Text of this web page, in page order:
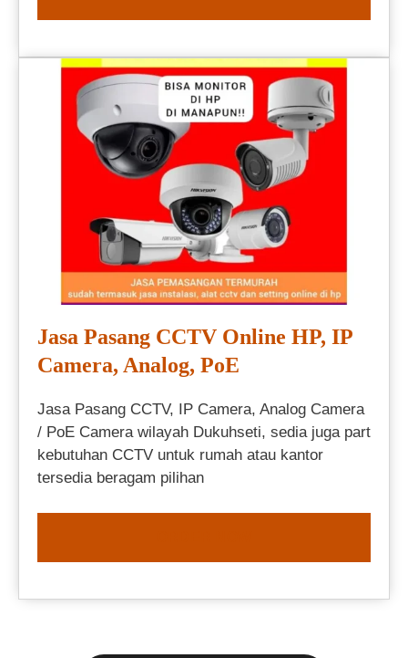
Jasa Pasang CCTV Online HP, IP
Camera, Analog, PoE
Jasa Pasang CCTV, IP Camera, Analog Camera
/ PoE Camera wilayah Dukuhseti, sedia juga part
kebutuhan CCTV untuk rumah atau kantor
tersedia beragam pilihan